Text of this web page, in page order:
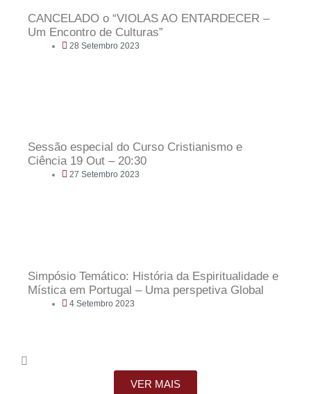
CANCELADO o “VIOLAS AO ENTARDECER –
Um Encontro de Culturas”
28 Setembro 2023
Sessão especial do Curso Cristianismo e
Ciência 19 Out – 20:30
27 Setembro 2023
Simpósio Temático: História da Espiritualidade e
Mística em Portugal – Uma perspetiva Global
4 Setembro 2023
VER MAIS